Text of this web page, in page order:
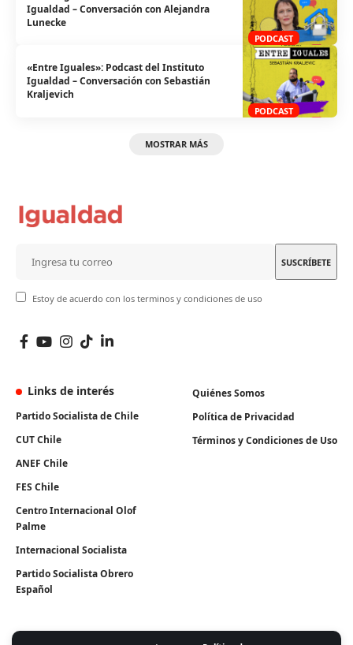
PODCAST
Igualdad – Conversación con Alejandra
Lunecke
PODCAST
«Entre Iguales»: Podcast del Instituto
Igualdad – Conversación con Sebastián
Kraljevich
MOSTRAR MÁS
Estoy de acuerdo con los terminos y condiciones de uso
Links de interés
Partido Socialista de Chile
CUT Chile
ANEF Chile
FES Chile
Centro Internacional Olof
Palme
Internacional Socialista
Partido Socialista Obrero
Español
Quiénes Somos
Política de Privacidad
Términos y Condiciones de Uso